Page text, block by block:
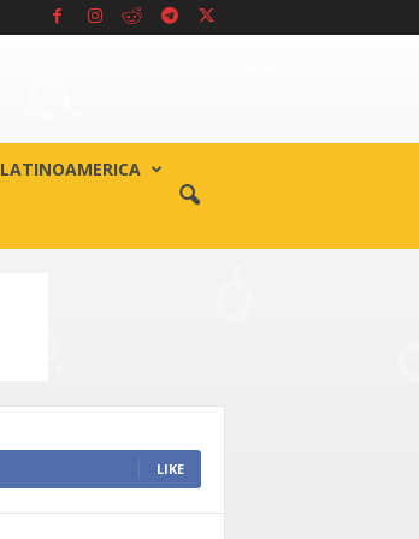
LATINOAMERICA
LIKE